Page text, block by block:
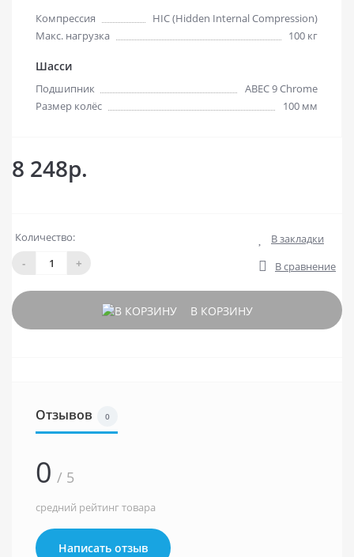
Компрессия
HIC (Hidden Internal Compression)
Макс. нагрузка
100 кг
Шасси
Подшипник
ABEC 9 Chrome
Размер колёс
100 мм
8 248р.
Количество:
- +
В закладки
В сравнение
В КОРЗИНУ
Отзывов 0
0 / 5
средний рейтинг товара
Написать отзыв